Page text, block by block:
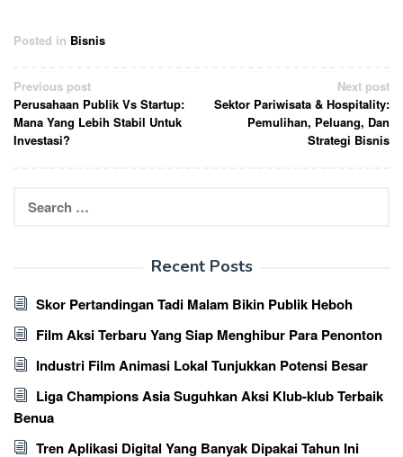
Posted in Bisnis
Post
navigation
Previous post
Perusahaan Publik Vs Startup:
Mana Yang Lebih Stabil Untuk
Investasi?
Next post
Sektor Pariwisata & Hospitality:
Pemulihan, Peluang, Dan
Strategi Bisnis
for:
Recent Posts
Skor Pertandingan Tadi Malam Bikin Publik Heboh
Film Aksi Terbaru Yang Siap Menghibur Para Penonton
Industri Film Animasi Lokal Tunjukkan Potensi Besar
Liga Champions Asia Suguhkan Aksi Klub-klub Terbaik
Benua
Tren Aplikasi Digital Yang Banyak Dipakai Tahun Ini